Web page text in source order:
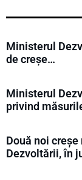
Ministerul
de creșe…
Ministerul
privind
Două noi
Dezvoltării, în